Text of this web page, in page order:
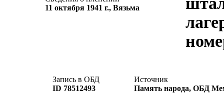
11 октября 1941 г., Вязьма
Запись в ОБД
ID 78512493
Источник
Память народа, ОБД